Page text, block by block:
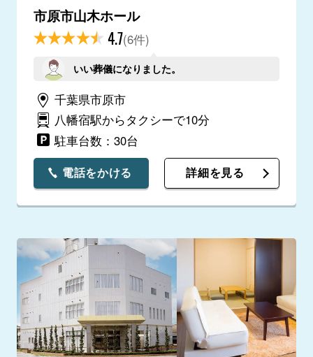
市原市山木ホール
4.7(6件)
いい葬儀になりました。
千葉県市原市
八幡宿駅からタクシーで10分
駐車台数：30台
電話をかける 詳細を見る